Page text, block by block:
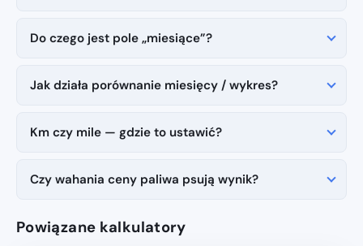
Do czego jest pole „miesiące”?
Jak działa porównanie miesięcy / wykres?
Km czy mile — gdzie to ustawić?
Czy wahania ceny paliwa psują wynik?
Powiązane kalkulatory